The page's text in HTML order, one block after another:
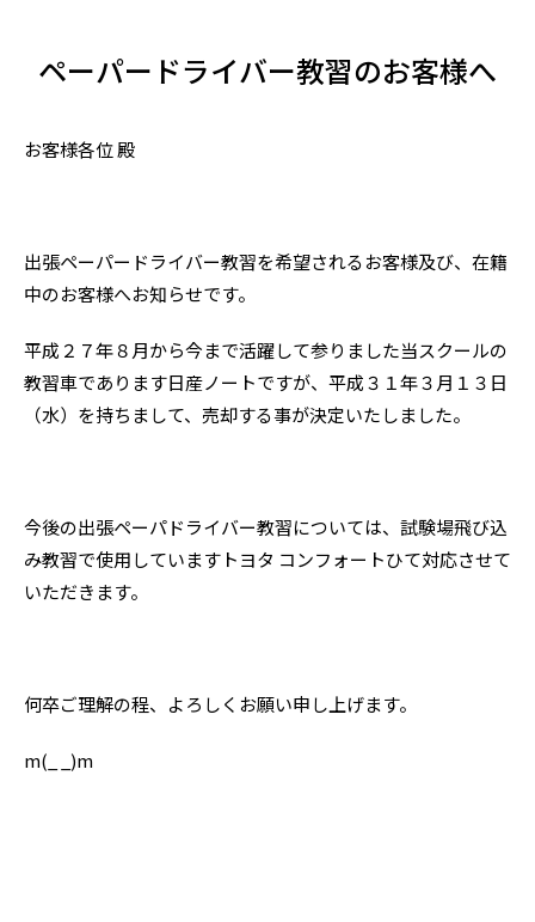
ペーパードライバー教習のお客様へ
お客様各位 殿
出張ペーパードライバー教習を希望されるお客様及び、在籍
中のお客様へお知らせです。
平成２７年８月から今まで活躍して参りました当スクールの
教習車であります日産ノートですが、平成３１年３月１３日
（水）を持ちまして、売却する事が決定いたしました。
今後の出張ペーパドライバー教習については、試験場飛び込
み教習で使用していますトヨタ コンフォートひて対応させて
いただきます。
何卒ご理解の程、よろしくお願い申し上げます。
m(_ _)m